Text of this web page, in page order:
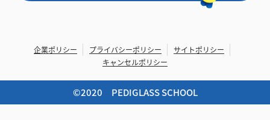
企業ポリシー プライバシーポリシー
サイトポリシー
キャンセルポリシー
©︎2020 PEDIGLASS SCHOOL